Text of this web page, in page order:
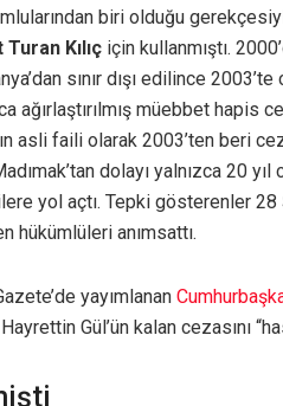
biri olduğu
Kılıç için kullanmıştı.
sınır dışı edilince
ağırlaştırılmış müebbet hapis
asli faili olarak 2003’ten beri
dolayı yalnızca 20
yol açtı. Tepki gösterenler 28
hükümlüleri anımsattı.
yayımlanan
Gül’ün kalan cezasını